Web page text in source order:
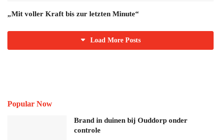
„Mit voller Kraft bis zur letzten Minute“
Load More Posts
Popular Now
Brand in duinen bij Ouddorp onder
controle